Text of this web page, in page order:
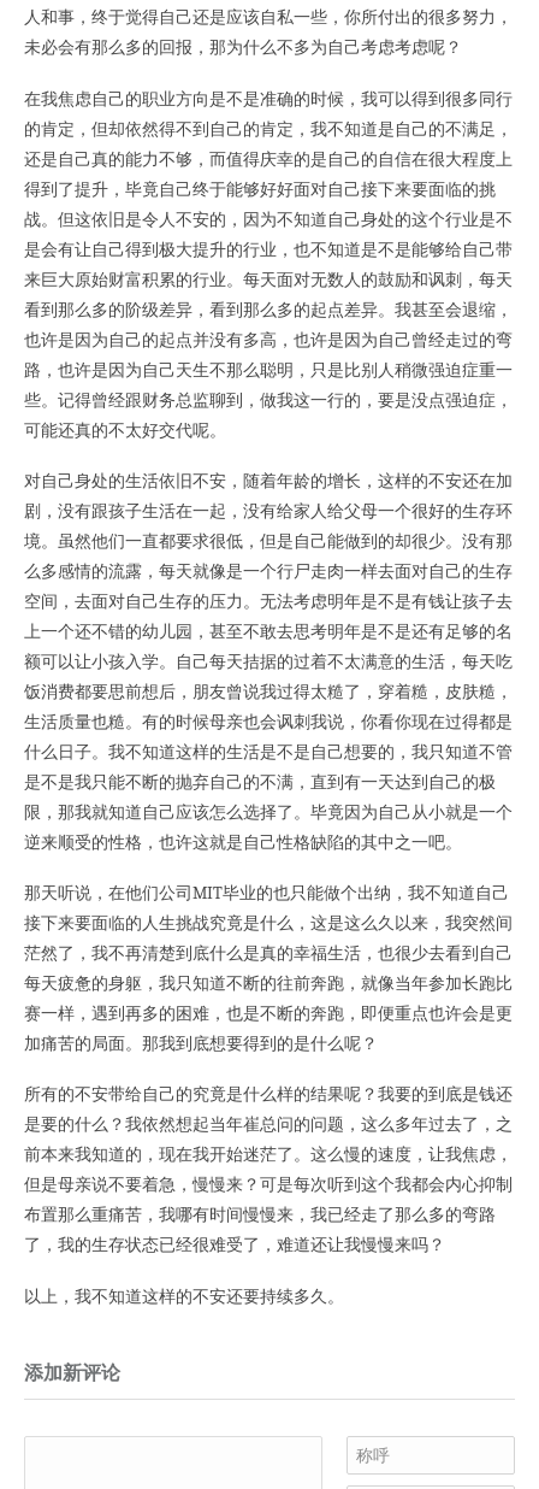
人和事，终于觉得自己还是应该自私一些，你所付出的很多努力，
未必会有那么多的回报，那为什么不多为自己考虑考虑呢？
在我焦虑自己的职业方向是不是准确的时候，我可以得到很多同行
的肯定，但却依然得不到自己的肯定，我不知道是自己的不满足，
还是自己真的能力不够，而值得庆幸的是自己的自信在很大程度上
得到了提升，毕竟自己终于能够好好面对自己接下来要面临的挑
战。但这依旧是令人不安的，因为不知道自己身处的这个行业是不
是会有让自己得到极大提升的行业，也不知道是不是能够给自己带
来巨大原始财富积累的行业。每天面对无数人的鼓励和讽刺，每天
看到那么多的阶级差异，看到那么多的起点差异。我甚至会退缩，
也许是因为自己的起点并没有多高，也许是因为自己曾经走过的弯
路，也许是因为自己天生不那么聪明，只是比别人稍微强迫症重一
些。记得曾经跟财务总监聊到，做我这一行的，要是没点强迫症，
可能还真的不太好交代呢。
对自己身处的生活依旧不安，随着年龄的增长，这样的不安还在加
剧，没有跟孩子生活在一起，没有给家人给父母一个很好的生存环
境。虽然他们一直都要求很低，但是自己能做到的却很少。没有那
么多感情的流露，每天就像是一个行尸走肉一样去面对自己的生存
空间，去面对自己生存的压力。无法考虑明年是不是有钱让孩子去
上一个还不错的幼儿园，甚至不敢去思考明年是不是还有足够的名
额可以让小孩入学。自己每天拮据的过着不太满意的生活，每天吃
饭消费都要思前想后，朋友曾说我过得太糙了，穿着糙，皮肤糙，
生活质量也糙。有的时候母亲也会讽刺我说，你看你现在过得都是
什么日子。我不知道这样的生活是不是自己想要的，我只知道不管
是不是我只能不断的抛弃自己的不满，直到有一天达到自己的极
限，那我就知道自己应该怎么选择了。毕竟因为自己从小就是一个
逆来顺受的性格，也许这就是自己性格缺陷的其中之一吧。
那天听说，在他们公司MIT毕业的也只能做个出纳，我不知道自己
接下来要面临的人生挑战究竟是什么，这是这么久以来，我突然间
茫然了，我不再清楚到底什么是真的幸福生活，也很少去看到自己
每天疲惫的身躯，我只知道不断的往前奔跑，就像当年参加长跑比
赛一样，遇到再多的困难，也是不断的奔跑，即便重点也许会是更
加痛苦的局面。那我到底想要得到的是什么呢？
所有的不安带给自己的究竟是什么样的结果呢？我要的到底是钱还
是要的什么？我依然想起当年崔总问的问题，这么多年过去了，之
前本来我知道的，现在我开始迷茫了。这么慢的速度，让我焦虑，
但是母亲说不要着急，慢慢来？可是每次听到这个我都会内心抑制
布置那么重痛苦，我哪有时间慢慢来，我已经走了那么多的弯路
了，我的生存状态已经很难受了，难道还让我慢慢来吗？
以上，我不知道这样的不安还要持续多久。
添加新评论
称呼